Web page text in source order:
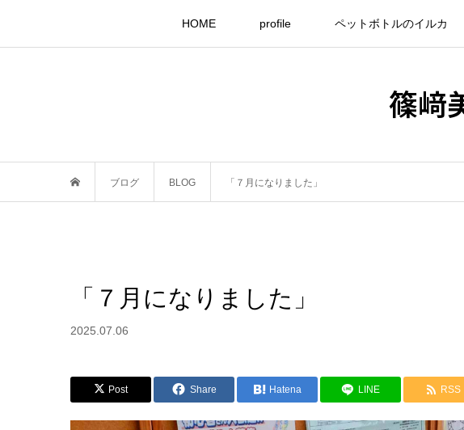
HOME profile ペットボトルのイルカ
篠﨑
ブログ BLOG 「７月になりました」
「７月になりました」
2025.07.06
Post Share Hatena LINE RSS